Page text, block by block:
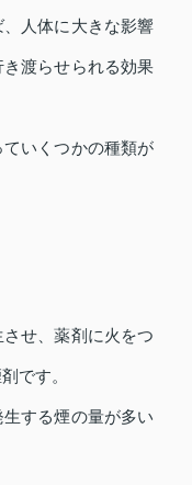
人体に大きな影響
渡らせられる効果
いくつかの種類が
せ、薬剤に火をつ
です。
する煙の量が多い